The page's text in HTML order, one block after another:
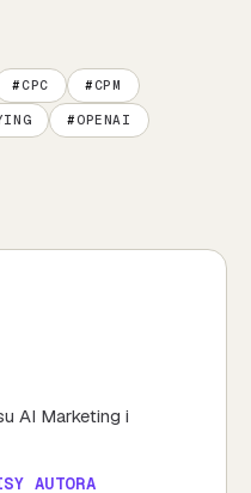
CPC CPM
OPENAI
AI Marketing i
AUTORA